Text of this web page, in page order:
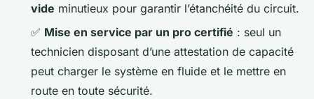
vide minutieux pour garantir l’étanchéité du circuit.
✅ Mise en service par un pro certifié : seul un
technicien disposant d’une attestation de capacité
peut charger le système en fluide et le mettre en
route en toute sécurité.